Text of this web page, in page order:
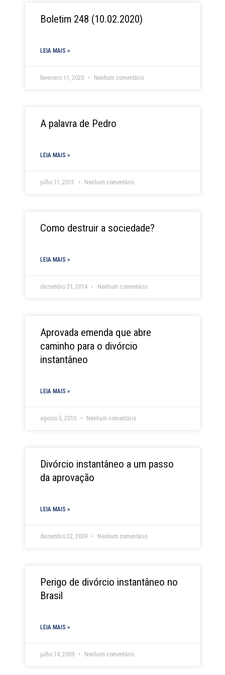
Boletim 248 (10.02.2020)
LEIA MAIS »
fevereiro 11, 2020 Nenhum comentário
A palavra de Pedro
LEIA MAIS »
julho 11, 2015 Nenhum comentário
Como destruir a sociedade?
LEIA MAIS »
dezembro 31, 2014 Nenhum comentário
Aprovada emenda que abre
caminho para o divórcio
instantâneo
LEIA MAIS »
agosto 5, 2010 Nenhum comentário
Divórcio instantâneo a um passo
da aprovação
LEIA MAIS »
dezembro 22, 2009 Nenhum comentário
Perigo de divórcio instantâneo no
Brasil
LEIA MAIS »
julho 14, 2009 Nenhum comentário